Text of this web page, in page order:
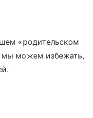
«родительском
мы можем избежать,